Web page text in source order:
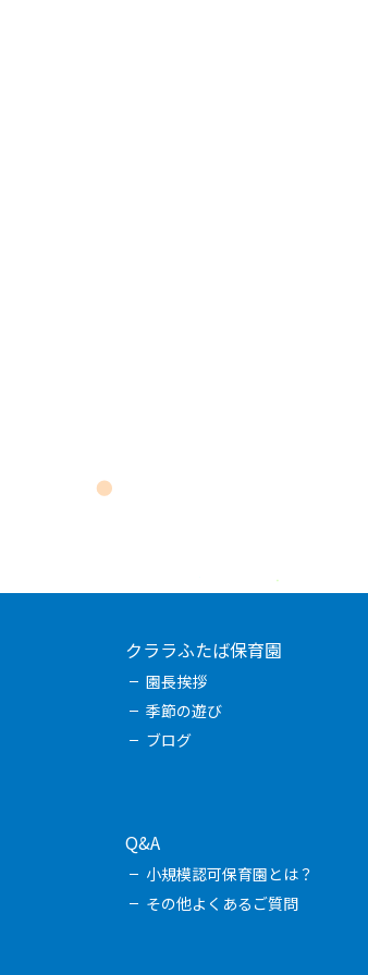
クララふたば保育園
園長挨拶
季節の遊び
ブログ
Q&A
小規模認可保育園とは？
その他よくあるご質問